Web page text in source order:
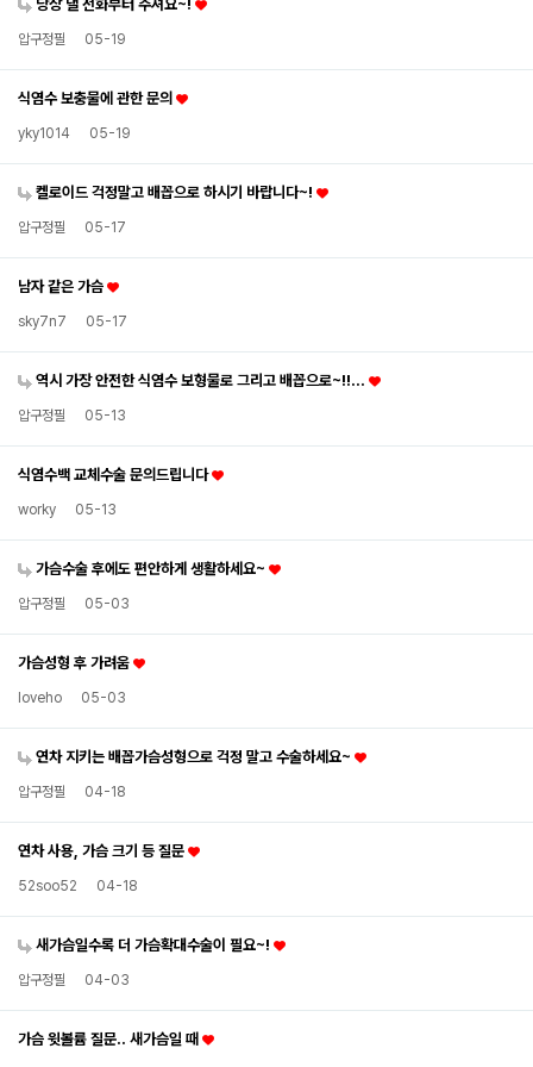
당장 낼 전화부터 주셔요~!
압구정필 05-19
식염수 보충물에 관한 문의
yky1014 05-19
켈로이드 걱정말고 배꼽으로 하시기 바랍니다~!
압구정필 05-17
남자 같은 가슴
sky7n7 05-17
역시 가장 안전한 식염수 보형물로 그리고 배꼽으로~!!…
압구정필 05-13
식염수백 교체수술 문의드립니다
worky 05-13
가슴수술 후에도 편안하게 생활하세요~
압구정필 05-03
가슴성형 후 가려움
loveho 05-03
연차 지키는 배꼽가슴성형으로 걱정 말고 수술하세요~
압구정필 04-18
연차 사용, 가슴 크기 등 질문
52soo52 04-18
새가슴일수록 더 가슴확대수술이 필요~!
압구정필 04-03
가슴 윗볼륨 질문.. 새가슴일 때